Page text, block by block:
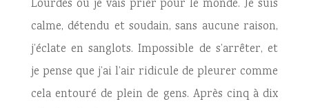
Lourdes où je vais prier pour le monde. Je suis
calme, détendu et soudain, sans aucune raison,
j’éclate en sanglots. Impossible de s’arrêter, et
je pense que j’ai l’air ridicule de pleurer comme
cela entouré de plein de gens. Après cinq à dix